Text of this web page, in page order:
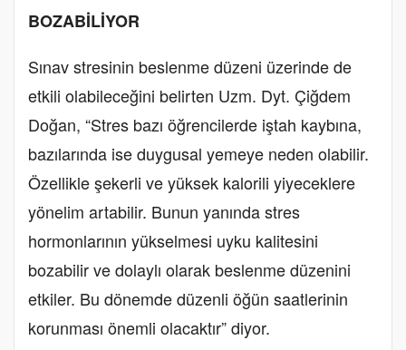
BOZABİLİYOR
Sınav stresinin beslenme düzeni üzerinde de
etkili olabileceğini belirten Uzm. Dyt. Çiğdem
Doğan, “Stres bazı öğrencilerde iştah kaybına,
bazılarında ise duygusal yemeye neden olabilir.
Özellikle şekerli ve yüksek kalorili yiyeceklere
yönelim artabilir. Bunun yanında stres
hormonlarının yükselmesi uyku kalitesini
bozabilir ve dolaylı olarak beslenme düzenini
etkiler. Bu dönemde düzenli öğün saatlerinin
korunması önemli olacaktır” diyor.